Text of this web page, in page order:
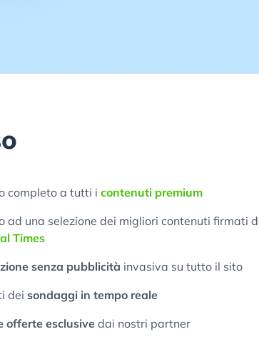
completo a tutti i contenuti premium
ad una selezione dei migliori contenuti firmati
Times
senza pubblicità invasiva su tutto il sito
dei sondaggi in tempo reale
offerte esclusivedai nostri partner